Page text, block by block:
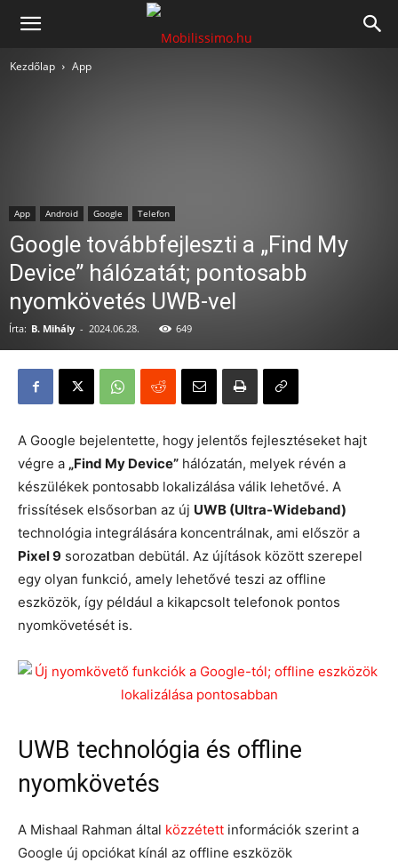
Mobilissimo.hu
Kezdőlap App
App Android Google Telefon
Google továbbfejleszti a „Find My
Device” hálózatát; pontosabb
nyomkövetés UWB-vel
Írta: B. Mihály - 2024.06.28. 649
A Google bejelentette, hogy jelentős fejlesztéseket hajt
végre a „Find My Device” hálózatán, melyek révén a
készülékek pontosabb lokalizálása válik lehetővé. A
frissítések elsősorban az új UWB (Ultra-Wideband)
technológia integrálására koncentrálnak, ami először a
Pixel 9 sorozatban debütál. Az újítások között szerepel
egy olyan funkció, amely lehetővé teszi az offline
eszközök, így például a kikapcsolt telefonok pontos
nyomkövetését is.
UWB technológia és offline
nyomkövetés
A Mishaal Rahman által közzétett információk szerint a
Google új opciókat kínál az offline eszközök